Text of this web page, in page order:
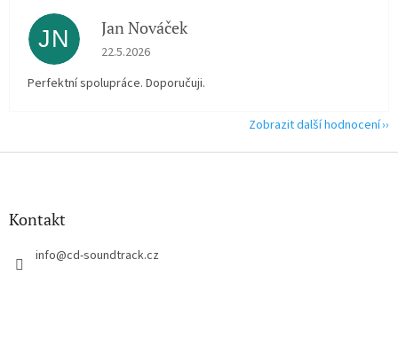
JN Jan Nováček
Hodnocení obchodu je 5 z 5 hvězdiček.
22.5.2026
Perfektní spolupráce. Doporučuji.
Zobrazit další hodnocení
Z
Kontakt
info@cd-soundtrack.cz